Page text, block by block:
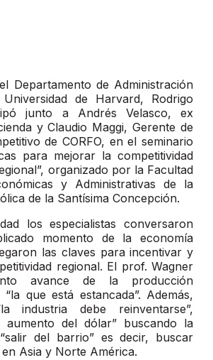
Departamento de Administración
de Harvard, Rodrigo
junto a Andrés Velasco, ex
y Claudio Maggi, Gerente de
de CORFO, en el seminario
para mejorar la competitividad
organizado por la Facultad
y Administrativas de la
de la Santísima Concepción.
los especialistas conversaron
momento de la economía
las claves para incentivar y
regional. El prof. Wagner
avance de la producción
que está estancada”. Además,
industria debe reinventarse”,
aumento del dólar” buscando la
del barrio” es decir, buscar
Asia y Norte América.